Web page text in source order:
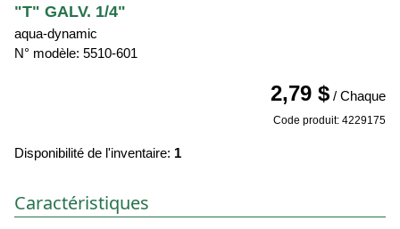
"T" GALV. 1/4"
aqua-dynamic
N° modèle: 5510-601
2,79 $ / Chaque
Code produit: 4229175
Disponibilité de l'inventaire: 1
Caractéristiques